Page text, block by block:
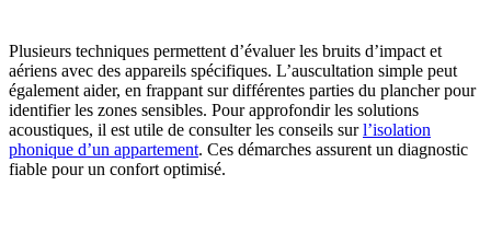
Plusieurs techniques permettent d’évaluer les bruits d’impact et
aériens avec des appareils spécifiques. L’auscultation simple peut
également aider, en frappant sur différentes parties du plancher pour
identifier les zones sensibles. Pour approfondir les solutions
acoustiques, il est utile de consulter les conseils surl’isolation
phonique d’un appartement. Ces démarches assurent un diagnostic
fiable pour un confort optimisé.